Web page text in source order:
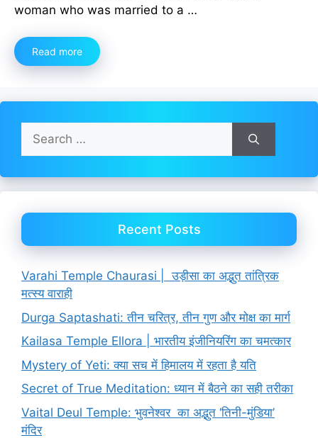
woman who was married to a …
Read more
Search
for:
Recent Posts
Varahi Temple Chaurasi | उड़ीसा का अद्भुत तांत्रिक
मत्स्य वाराही
Durga Saptashati: तीन चरित्र, तीन गुण और मोक्ष का मार्ग
Kailasa Temple Ellora | भारतीय इंजीनियरिंग का चमत्कार
Mystery of Yeti: क्या सच में हिमालय में रहता है यति
Secret of True Meditation: ध्यान में बैठने का सही तरीका
Vaital Deul Temple: भुवनेश्वर का अद्भुत ‘तिनी-मुंडिया’
मंदिर